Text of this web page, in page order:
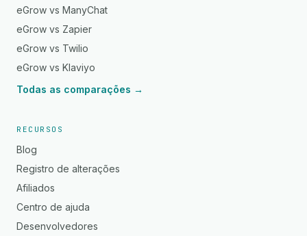
eGrow vs ManyChat
eGrow vs Zapier
eGrow vs Twilio
eGrow vs Klaviyo
Todas as comparações →
RECURSOS
Blog
Registro de alterações
Afiliados
Centro de ajuda
Desenvolvedores